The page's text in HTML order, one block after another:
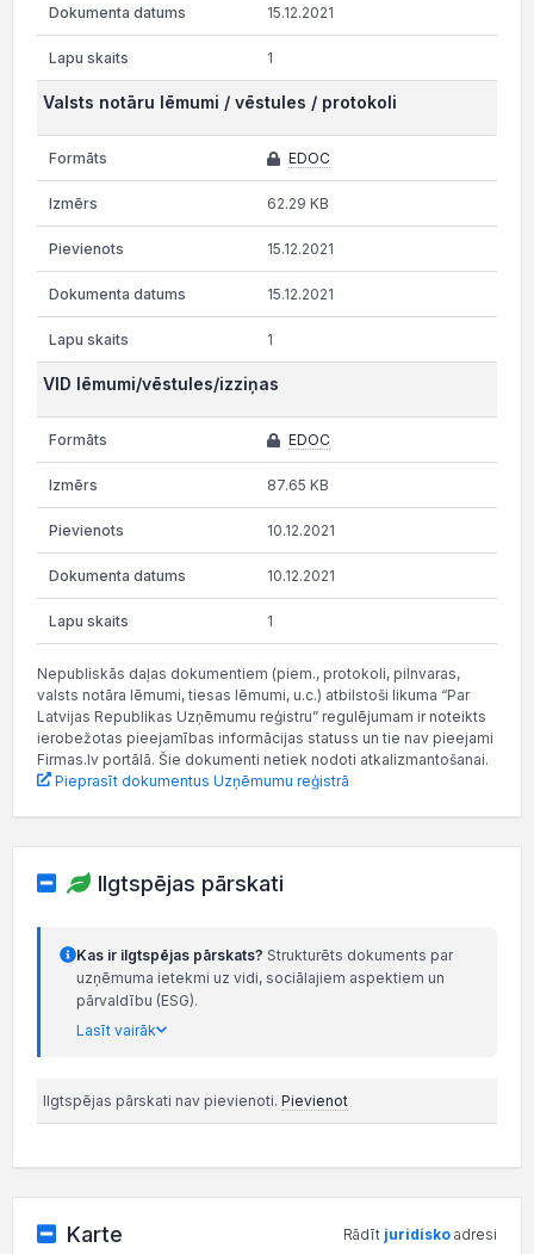
15.12.2021
1
Valsts notāru lēmumi / vēstules / protokoli
EDOC
62.29 KB
15.12.2021
15.12.2021
1
VID lēmumi/vēstules/izziņas
EDOC
87.65 KB
10.12.2021
10.12.2021
1
Nepubliskās daļas dokumentiem (piem., protokoli, pilnvaras,
valsts notāra lēmumi, tiesas lēmumi, u.c.) atbilstoši likuma “Par
Latvijas Republikas Uzņēmumu reģistru” regulējumam ir noteikts
ierobežotas pieejamības informācijas statuss un tie nav pieejami
Firmas.lv portālā. Šie dokumenti netiek nodoti atkalizmantošanai.
Pieprasīt dokumentus Uzņēmumu reģistrā
Ilgtspējas pārskati
Kas ir ilgtspējas pārskats? Strukturēts dokuments par
uzņēmuma ietekmi uz vidi, sociālajiem aspektiem un
pārvaldību (ESG).
Lasīt vairāk
Ilgtspējas pārskati nav pievienoti. Pievienot
Karte Rādīt juridisko adresi